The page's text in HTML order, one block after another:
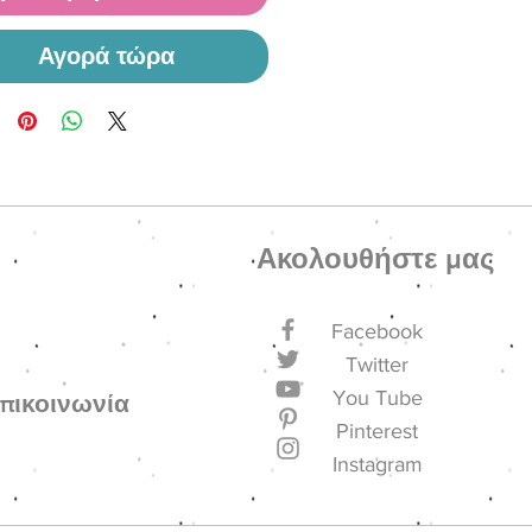
Αγορά τώρα
Ακολουθήστε μας
Facebook
Twitter
You Tube
Pinterest
Instagram